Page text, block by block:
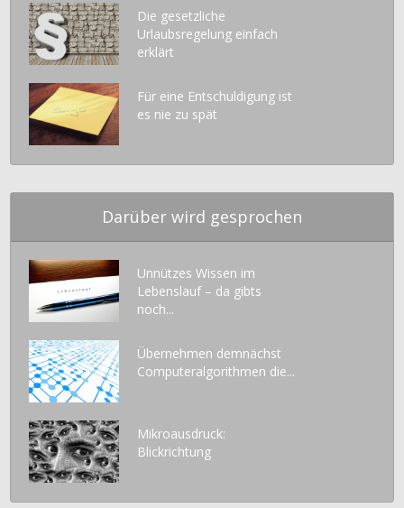
Die gesetzliche
Urlaubsregelung einfach
erklärt
Für eine Entschuldigung ist
es nie zu spät
Darüber wird gesprochen
Unnützes Wissen im
Lebenslauf – da gibts
noch...
Übernehmen demnächst
Computeralgorithmen die...
Mikroausdruck:
Blickrichtung